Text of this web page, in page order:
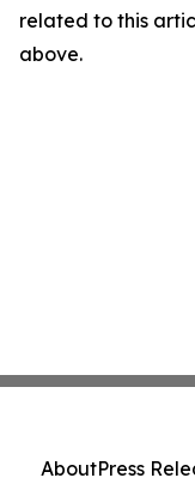
related to this
above.
AboutPress